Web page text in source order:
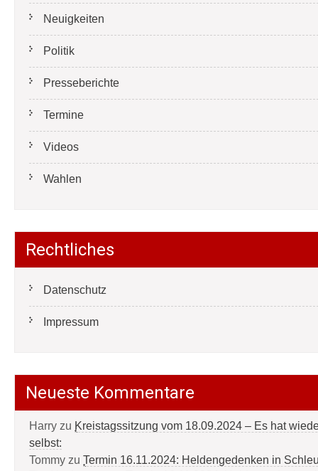
Neuigkeiten
Politik
Presseberichte
Termine
Videos
Wahlen
Rechtliches
Datenschutz
Impressum
Neueste Kommentare
Harry zu Kreistagssitzung vom 18.09.2024 – Es hat
selbst:
Tommy zu Termin 16.11.2024: Heldengedenken in